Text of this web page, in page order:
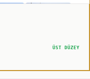
ÜST DÜZEY